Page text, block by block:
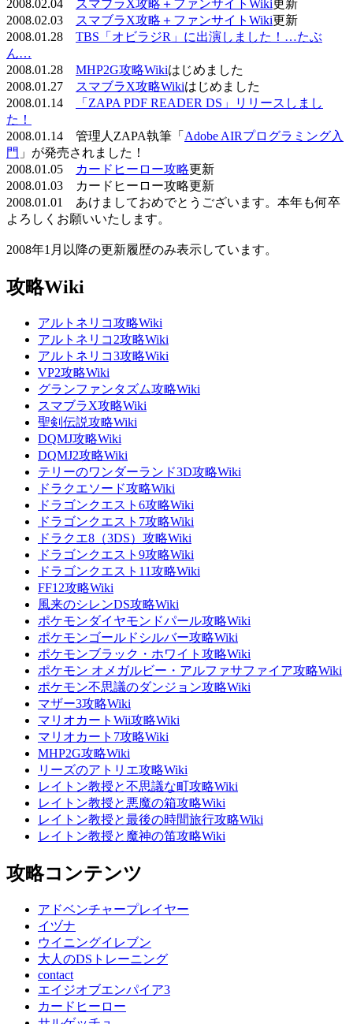
2008.02.04
スマブラX攻略＋ファンサイトWiki更新
2008.02.03
スマブラX攻略＋ファンサイトWiki更新
2008.01.28 TBS「オビラジR」に出演しました！…たぶ
ん…
2008.01.28 MHP2G攻略Wikiはじめました
2008.01.27
スマブラX攻略Wikiはじめました
2008.01.14
「ZAPA PDF READER DS」リリースしまし
た！
2008.01.14 管理人ZAPA執筆「 Adobe AIRプログラミング入
門 」が発売されました！
2008.01.05
カードヒーロー攻略更新
2008.01.03 カードヒーロー攻略更新
2008.01.01 あけましておめでとうございます。本年も何卒
よろしくお願いいたします。
2008年1月以降の更新履歴のみ表示しています。
攻略Wiki
アルトネリコ攻略Wiki
アルトネリコ2攻略Wiki
アルトネリコ3攻略Wiki
VP2攻略Wiki
グランファンタズム攻略Wiki
スマブラX攻略Wiki
聖剣伝説攻略Wiki
DQMJ攻略Wiki
DQMJ2攻略Wiki
テリーのワンダーランド3D攻略Wiki
ドラクエソード攻略Wiki
ドラゴンクエスト6攻略Wiki
ドラゴンクエスト7攻略Wiki
ドラクエ8（3DS）攻略Wiki
ドラゴンクエスト9攻略Wiki
ドラゴンクエスト11攻略Wiki
FF12攻略Wiki
風来のシレンDS攻略Wiki
ポケモンダイヤモンドパール攻略Wiki
ポケモンゴールドシルバー攻略Wiki
ポケモンブラック・ホワイト攻略Wiki
ポケモン オメガルビー・アルファサファイア攻略Wiki
ポケモン不思議のダンジョン攻略Wiki
マザー3攻略Wiki
マリオカートWii攻略Wiki
マリオカート7攻略Wiki
MHP2G攻略Wiki
リーズのアトリエ攻略Wiki
レイトン教授と不思議な町攻略Wiki
レイトン教授と悪魔の箱攻略Wiki
レイトン教授と最後の時間旅行攻略Wiki
レイトン教授と魔神の笛攻略Wiki
攻略コンテンツ
アドベンチャープレイヤー
イヅナ
ウイニングイレブン
大人のDSトレーニング
contact
エイジオブエンパイア3
カードヒーロー